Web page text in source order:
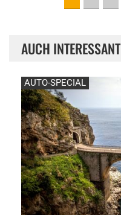
AUCH INTERESSANT
AUTO-SPECIAL